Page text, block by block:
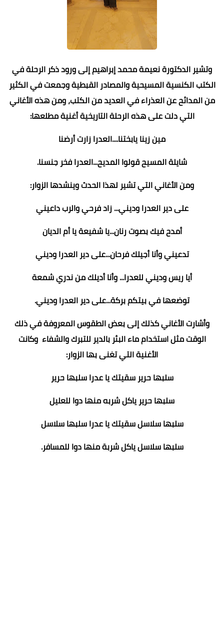
وتشير الدكتورة نعيمة محمد إبراهيم إلى ورود ذكر الرحلة في
الكتب الكنسية المسيحية والمصادر القبطية وجمعت في الكثير
من المدائح عن العذراء في العديد من الكتب، ومن هذه الأغاني
التي دلت على هذه الرحلة التاريخية أغنية مطلعها:
مين زينا يابختنا....العدرا زارت أرضنا
شايلة المسيح قولوا المديح...العدرا فخر جنسنا.
ومن الأغاني التي تشير لهذا الحدث وينشدها الزوار:
على دير العدرا وديني... زاد فرحي والرب داعيني
أمدح فيك بصوت رنان...يا شفيعة يا أم الديان
تدعيني وأنا أجيلك فرحان...على دير العدرا وديني
أيا ريس وديني للعدرا... وأنا أديلك من ندري شمعة
توضعها في بيتكم بركة...على دير العدرا وديني.
وأشارت الأغاني كذلك إلى بعض الطقوس المعروفة في ذلك
الوقت مثل استخدام ماء البئر بالدير للتبرك والشفاء وكانت
الأغنية التي تغنى بها الزوار:
سلبها حرير سقيتك يا عدرا سلبها حرير
سلبها حرير ياكل شربه منها دوا للعليل
سلبها سلاسل سقيتك يا عدرا سلبها سلاسل
سلبها سلاسل ياكل شربة منها دوا للمسافر.